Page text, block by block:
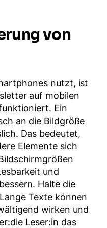
von
nutzt, ist
auf mobilen
Ein
an die Bildgröße
Das bedeutet,
Elemente sich
und
Halte die
Texte können
wirken und
Leser:in das